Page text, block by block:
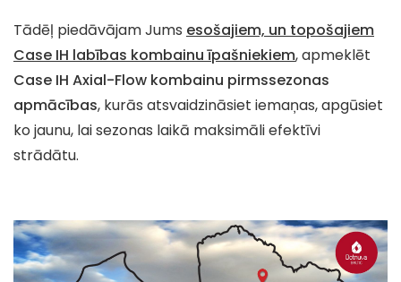
Tādēļ piedāvājam Jums esošajiem, un topošajiem
Case IH labības kombainu īpašniekiem, apmeklēt
Case IH Axial-Flow kombainu pirmssezonas
apmācības, kurās atsvaidzināsiet iemaņas, apgūsiet
ko jaunu, lai sezonas laikā maksimāli efektīvi
strādātu.